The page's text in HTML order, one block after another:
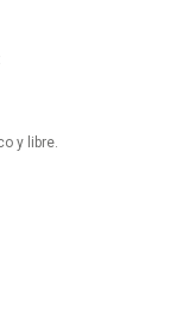
y libre.